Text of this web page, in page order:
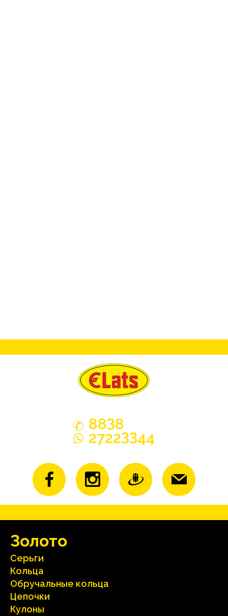
8838
27223344
Зoлoтo
Серьги
Кольца
Oбручальные кольца
Цепочки
Кулоны